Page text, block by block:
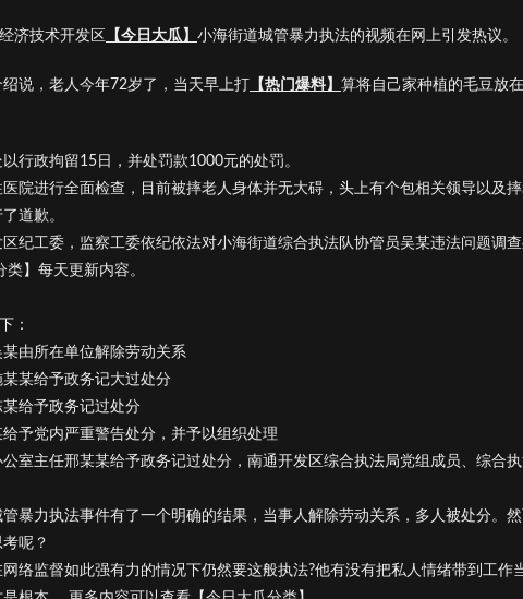
济技术开发区 【今日大瓜】 小海街道城管暴力执法的视频在网上引发热议。
说，老人今年72岁了，当天早上打 【热门爆料】 算将自己家种植的毛豆放
行政拘留15日，并处罚款1000元的处罚。
院进行全面检查，目前被摔老人身体并无大碍，头上有个包相关领导以及
道歉。
纪工委，监察工委依纪依法对小海街道综合执法队协管员吴某违法问题调
】每天更新内容。
：
由所在单位解除劳动关系
某给予政务记大过处分
给予政务记过处分
予党内严重警告处分，并予以组织处理
室主任邢某某给予政务记过处分，南通开发区综合执法局党组成员、综合
暴力执法事件有了一个明确的结果，当事人解除劳动关系，多人被处分。
呢？
络监督如此强有力的情况下仍然要这般执法?他有没有把私人情绪带到工作